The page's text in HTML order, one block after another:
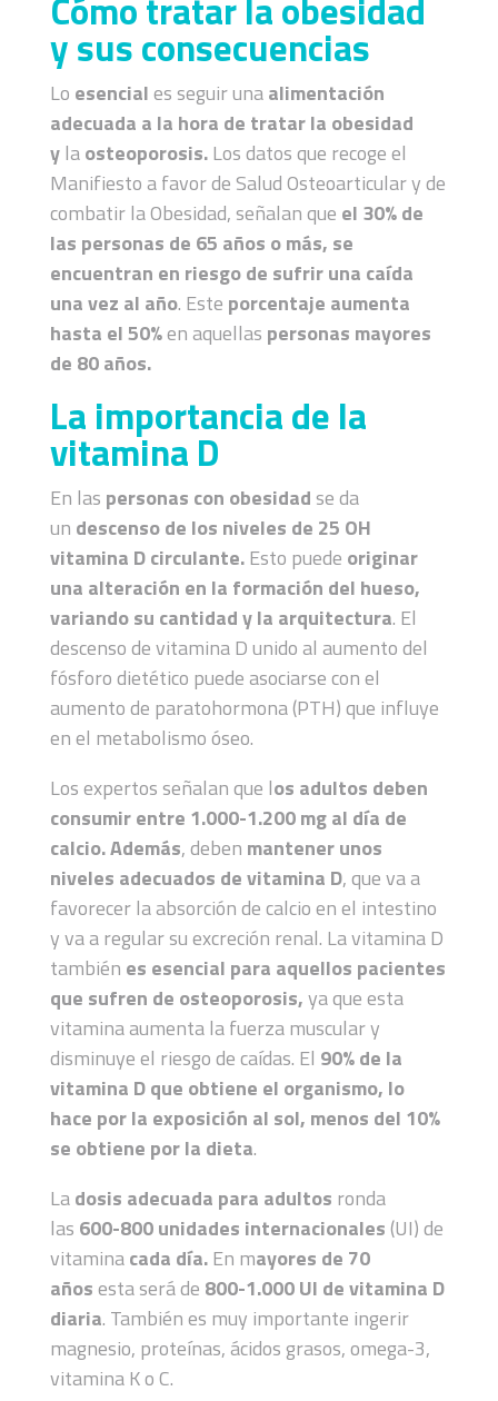
y sus consecuencias
Lo esenciales seguir unaalimentación
adecuada a la hora de tratar la obesidad
ylaosteoporosis.Los datos que recoge el
Manifiesto a favor de Salud Osteoarticular y de
combatir la Obesidad, señalan que el 30% de
las personas de 65 años o más, se
encuentran en riesgo de sufrir una caída
una vez al año. Este porcentaje aumenta
hasta el 50%en aquellas personas mayores
de 80 años.
La importancia de la
vitamina D
En las personas con obesidadse da
un descenso de los niveles de 25 OH
vitamina D circulante.Esto puede originar
una alteración en la formación del hueso,
variando su cantidad y la arquitectura. El
descenso de vitamina D unido al aumento del
fósforo dietético puede asociarse con el
aumento de paratohormona (PTH) que influye
en el metabolismo óseo.
Los expertos señalan que los adultos deben
consumir entre 1.000-1.200 mg al día de
calcio. Además, deben mantener unos
niveles adecuados de vitamina D, que va a
favorecer la absorción de calcio en el intestino
y va a regular su excreción renal. La vitamina D
también es esencial para aquellos pacientes
que sufren de osteoporosis,ya que esta
vitamina aumenta la fuerza muscular y
disminuye el riesgo de caídas. El 90% de la
vitamina D que obtiene el organismo, lo
hace por la exposición al sol, menos del 10%
se obtiene por la dieta.
Ladosis adecuada para adultos ronda
las 600-800 unidades internacionales(UI) de
vitaminacada día.En mayores de 70
añosesta será de 800-1.000 UI de vitamina D
diaria. También es muy importante ingerir
magnesio, proteínas, ácidos grasos, omega-3,
vitamina K o C.